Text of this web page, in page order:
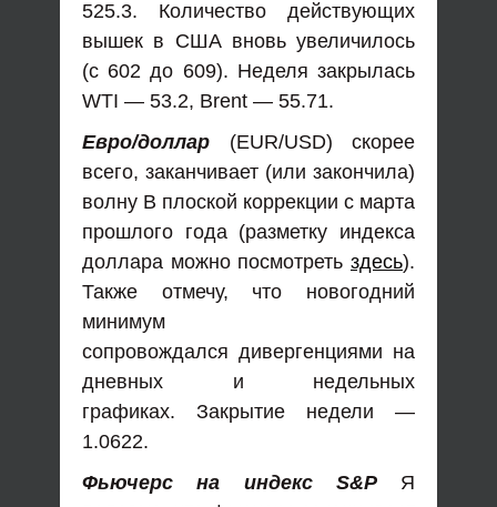
525.3. Количество действующих
вышек в США вновь увеличилось
(с 602 до 609). Неделя закрылась
WTI — 53.2, Brent — 55.71.
Евро/доллар (EUR/USD) скорее
всего, заканчивает (или закончила)
волну В плоской коррекции с марта
прошлого года (разметку индекса
доллара можно посмотреть здесь).
Также отмечу, что новогодний
минимум
сопровождался дивергенциями на
дневных и недельных
графиках. Закрытие недели —
1.0622.
Фьючерс на индекс S&PЯ